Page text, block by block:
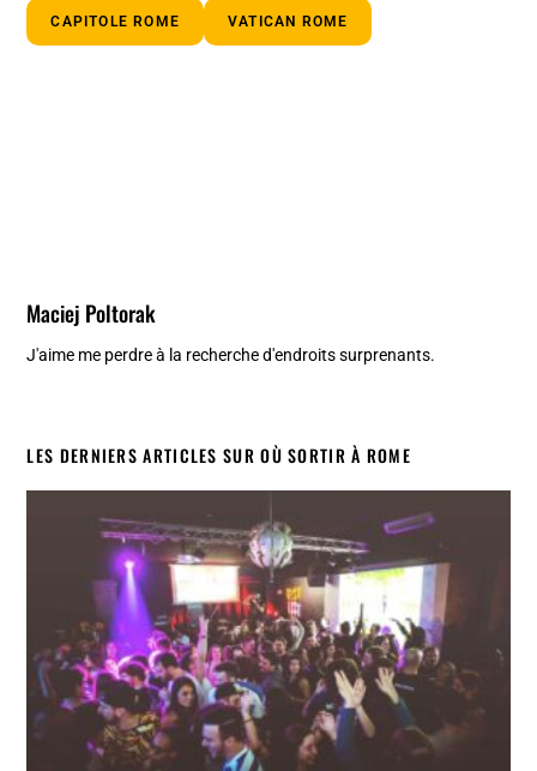
CAPITOLE ROME VATICAN ROME
Maciej Poltorak
J'aime me perdre à la recherche d'endroits surprenants.
LES DERNIERS ARTICLES SUR OÙ SORTIR À ROME